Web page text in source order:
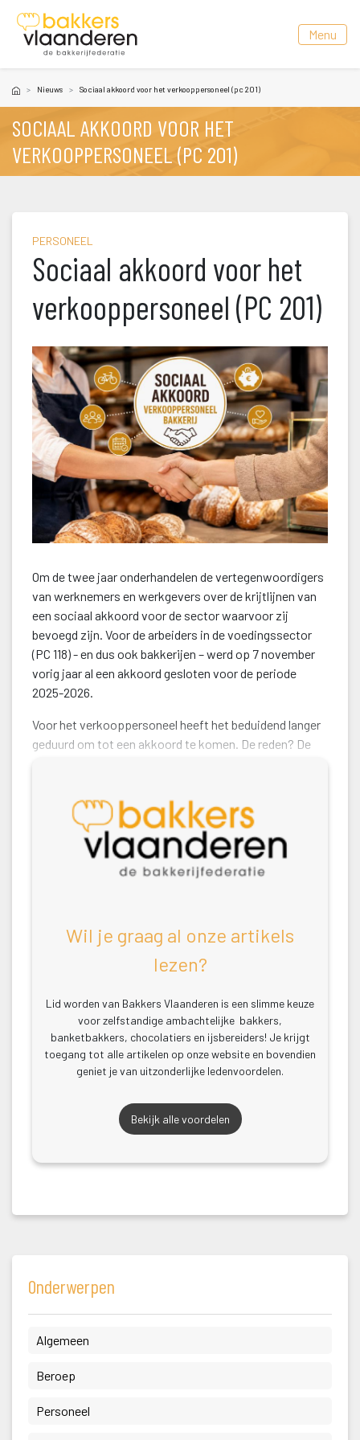
Menu
Nieuw Sociaal akkoord voor het verkooppersoneel (pc 201)
SOCIAAL AKKOORD VOOR HET
VERKOOPPERSONEEL (PC 201)
PERSONEEL
Sociaal akkoord voor het
verkooppersoneel (PC 201)
Om de twee jaar onderhandelen de vertegenwoordigers
van werknemers en werkgevers over de krijtlijnen van
een sociaal akkoord voor de sector waarvoor zij
bevoegd zijn. Voor de arbeiders in de voedingssector
(PC 118) - en dus ook bakkerijen – werd op 7 november
vorig jaar al een akkoord gesloten voor de periode
2025-2026.
Voor het verkooppersoneel heeft het beduidend langer
geduurd om tot een akkoord te komen. De reden? De
Wil je graag al onze artikels
lezen?
Lid worden van Bakkers Vlaanderen is een slimme keuze
voor zelfstandige ambachtelijke bakkers,
banketbakkers, chocolatiers en ijsbereiders! Je krijgt
toegang tot alle artikelen op onze website en bovendien
geniet je van uitzonderlijke ledenvoordelen.
Bekijk alle voordelen
Onderwerpen
Algemeen
Beroep
Personeel